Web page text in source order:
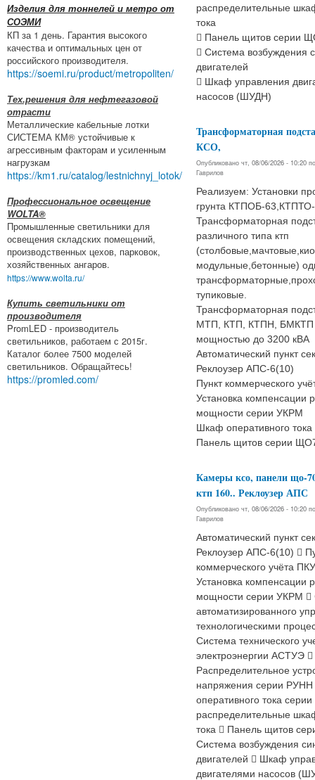
Изделия для тоннелей и метро от
СОЭМИ
КП за 1 день. Гарантия высокого
качества и оптимальных цен от
российского производителя.
https://soemi.ru/product/metropoliten/
Тех.решения для нефтегазовой
отрасти
Металлические кабельные лотки
СИСТЕМА КМ® устойчивые к
агрессивным факторам и усиленным
нагрузкам
https://km1.ru/catalog/lestnichnyj_lotok/
Профессиональное освещение
WOLTA®
Промышленные светильники для
освещения складских помещений,
производственных цехов, парковок,
хозяйственных ангаров.
https://www.wolta.ru/
Купить светильники от
производителя
PromLED - производитель
светильников, работаем с 2015г.
Каталог более 7500 моделей
светильников. Обращайтесь!
https://promled.com/
распределительные
тока
 Панель щитов серии
 Система возбуждения
двигателей
 Шкаф управления
насосов (ШУДН)
Трансформаторная
КСО,
Опубликовано чт, 08/06/2026 - 10:20
Гаврилов
Реализуем: Установки
грунта КТПОБ-
Трансформаторная
различного типа ктп
модульные,бетонные)
тупиковые.
Трансформаторная
МТП, КТП, КТПН, БМКТП
мощностью до 3200 кВА
Автоматический пункт
Реклоузер АПС-6(10)
Пункт коммерческого
Установка компенсации
мощности серии УКРМ
Шкаф оперативного
Панель щитов серии
Камеры ксо, панели що-
ктп 160.. Реклоузер АПС
Опубликовано чт, 08/06/2026 - 10:20
Гаврилов
Автоматический пункт
Реклоузер АПС-6(10) 
коммерческого учёта
Установка компенсации
мощности серии УКРМ 
автоматизированного
технологическими
Система технического
электроэнергии АСТУЭ 
Распределительное
напряжения серии
оперативного тока
распределительные
тока  Панель щитов
Система возбуждения
двигателей  Шкаф
двигателями насосов